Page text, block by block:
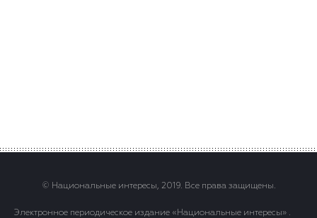
© Национальные интересы, 2019. Все права защищены.
Электронное периодическое издание «Национальные интересы» .